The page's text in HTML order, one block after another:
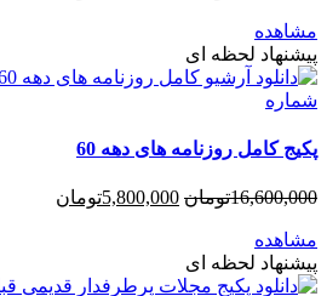
مشاهده
پیشنهاد لحظه ای
پکیج کامل روزنامه های دهه 60
16,600,000تومان 5,800,000تومان
مشاهده
پیشنهاد لحظه ای